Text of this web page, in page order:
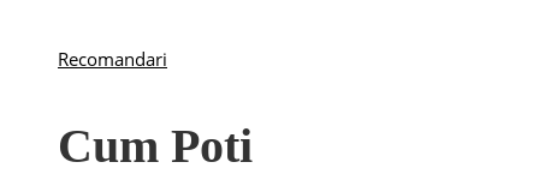
Recomandari
Cum Poti